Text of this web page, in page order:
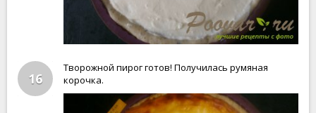
16
Творожной пирог готов! Получилась румяная
корочка.